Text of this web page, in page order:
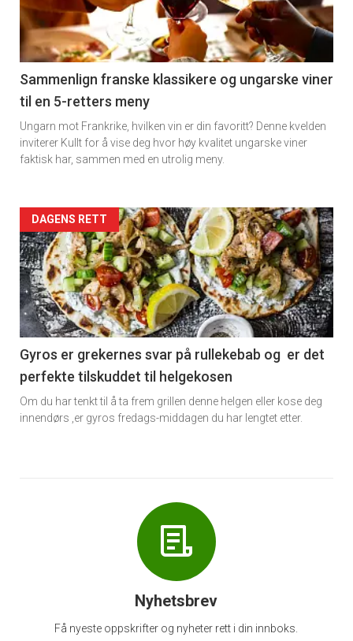
nå
-
5
Sammenlign franske klassikere og ungarske viner
til en 5-retters meny
Ungarn mot Frankrike, hvilken vin er din favoritt? Denne kvelden
inviterer Kullt for å vise deg hvor høy kvalitet ungarske viner
faktisk har, sammen med en utrolig meny.
Forsiden
akkurat
nå
-
6
DAGENS RETT
Gyros er grekernes svar på rullekebab og er det
perfekte tilskuddet til helgekosen
Om du har tenkt til å ta frem grillen denne helgen eller kose deg
innendørs ,er gyros fredags-middagen du har lengtet etter.
Nyhetsbrev
Få nyeste oppskrifter og nyheter rett i din innboks.